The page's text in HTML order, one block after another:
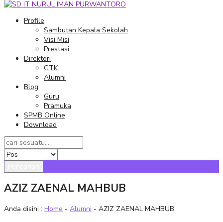
Profile
Sambutan Kepala Sekolah
Visi Misi
Prestasi
Direktori
GTK
Alumni
Blog
Guru
Pramuka
SPMB Online
Download
AZIZ ZAENAL MAHBUB
Anda disini : Home - Alumni - AZIZ ZAENAL MAHBUB